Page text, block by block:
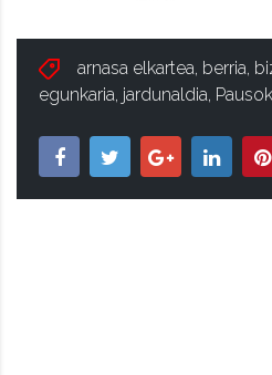
arnasa elkartea, berria,
egunkaria, jardunaldia,